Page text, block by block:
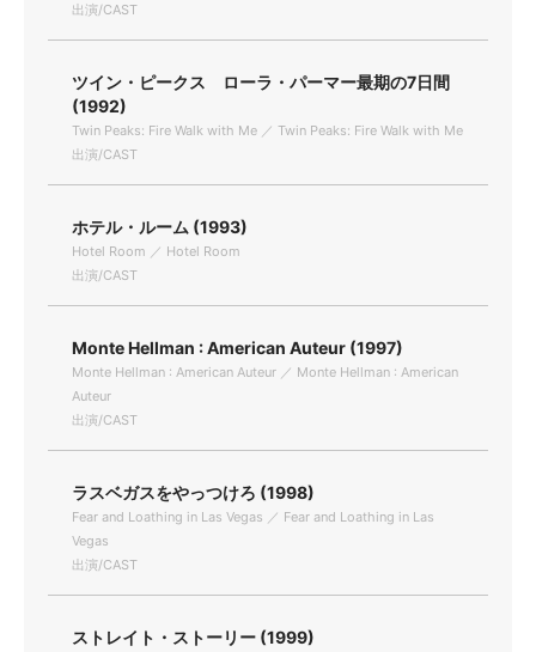
出演/CAST
ツイン・ピークス ローラ・パーマー最期の7日間
(1992)
Twin Peaks: Fire Walk with Me ／ Twin Peaks: Fire Walk with Me
出演/CAST
ホテル・ルーム (1993)
Hotel Room ／ Hotel Room
出演/CAST
Monte Hellman : American Auteur (1997)
Monte Hellman : American Auteur ／ Monte Hellman : American
Auteur
出演/CAST
ラスベガスをやっつけろ (1998)
Fear and Loathing in Las Vegas ／ Fear and Loathing in Las
Vegas
出演/CAST
ストレイト・ストーリー (1999)